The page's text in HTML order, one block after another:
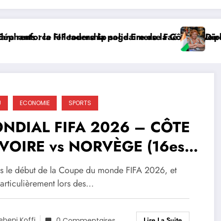
solidaire de la Côte d’Ivoire en Afrique
la page Emerse Faé Diplomatie
ECONOMIE SPORTS
FIFA 2026 – CÔTE
vs NORVÈGE (16es
: LE VILLAGE
DU VALLON A SORTI
JEU
le début de la Coupe du monde FIFA 2026, et
lors des…